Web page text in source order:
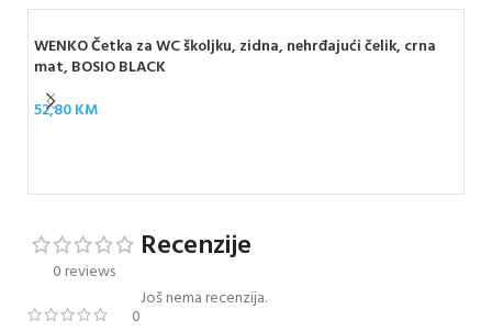
WENKO Četka za WC školjku, zidna, nehrđajući čelik, crna
mat, BOSIO BLACK
52,80KM
0 reviews
0
Recenzije
Još nema recenzija.